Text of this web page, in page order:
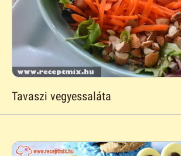
Tavaszi vegyessaláta